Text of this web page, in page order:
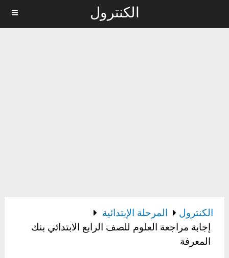
الكنترول MENU
الكنترول
المرحلة الإبتدائية
إجابة مراجعة العلوم للصف الرابع الابتدائي بنك
المعرفة